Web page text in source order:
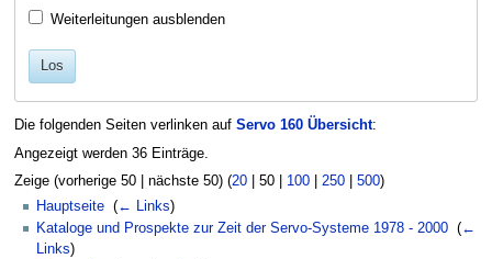
Weiterleitungen ausblenden
Los
Die folgenden Seiten verlinken auf Servo 160 Übersicht:
Angezeigt werden 36 Einträge.
Zeige (vorherige 50| nächste 50) (20| 50| 100| 250| 500)
Hauptseite (← Links)
Kataloge und Prospekte zur Zeit der Servo-Systeme 1978 - 2000 (←
Links)